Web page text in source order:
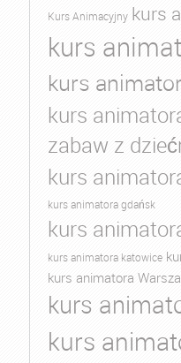
Kurs Animacyjny kurs
kurs
kurs
kurs
zabaw z
kurs
kurs animatora gdańsk
kurs
kurs animatora katowice
kurs animatora
kurs
kurs